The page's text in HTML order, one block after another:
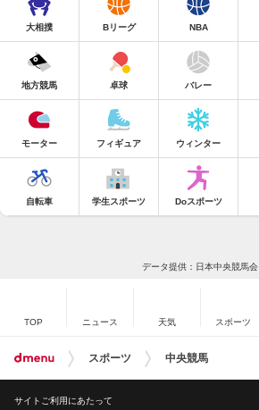
大相撲 Bリーグ NBA
地方競馬 卓球 バレー
モーター フィギュア ウィンター
自転車 学生スポーツ Doスポーツ
データ提供：日本中央競馬会
TOP ニュース 天気 スポーツ
スポーツ 中央競馬
サイトご利用にあたって